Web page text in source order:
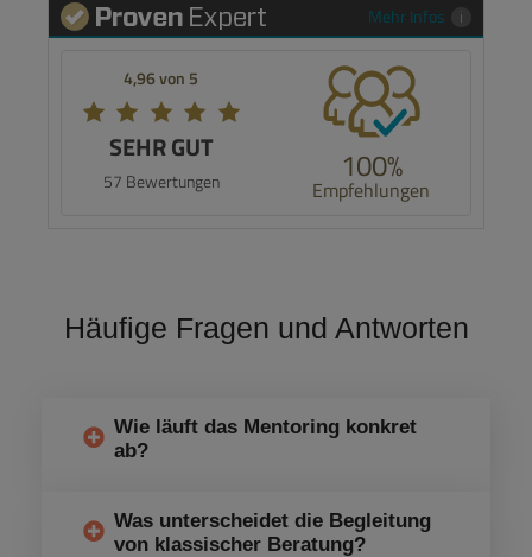
Mehr Infos
4,96 von 5
SEHR GUT
57 Bewertungen 100%
Empfehlungen
Häufige Fragen und Antworten
Wie läuft das Mentoring konkret
ab?
Was unterscheidet die Begleitung
von klassischer Beratung?